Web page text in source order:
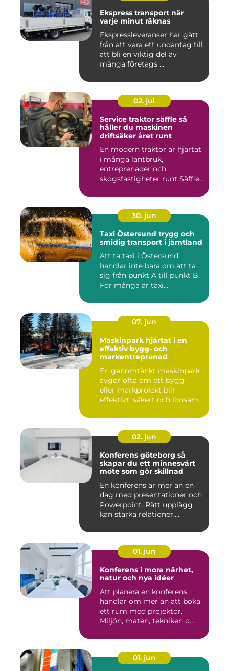
Ekspress transport när
varje minut räknas
Ekspressleveranser har gått
från att vara ett undantag till
att bli en viktig del av
många företags ...
02. jul
Service traktor säffle så
håller du maskinen
driftsäker året runt
En modern traktor är hjärtat
i många lantbruk,
entreprenader och
skogsfastigheter runt Säffle.
30. jun
Taxi Östersund trygg och
smidig transport i jämtland
Att ta taxi i Östersund
handlar inte bara om att ta
sig från punkt A till punkt B.
För många är taxi...
07. jun
Maskinpark hjärtat i en
effektiv bygg- och
markentreprenad
En genomtänkt maskinpark
avgör ofta om ett bygg-
eller markprojekt blir
effektivt, säkert och lönsam...
02. jun
Konferens göteborg så
skapar du ett minnesvärt
möte som gör skillnad
En konferens är mer än en
dag med presentationer och
Powerpoint. Rätt upplägg
kan stärka relationer,...
01. jun
Konferens i mora närhet,
natur och nya idéer
Att planera en konferens
handlar om mer än att boka
ett rum med projektor.
Miljön, maten, tekniken o...
01. jun